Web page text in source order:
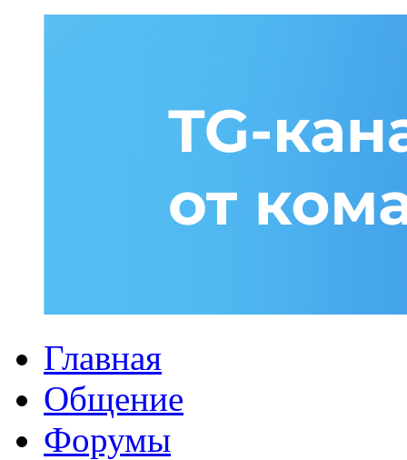
Главная
Общение
Форумы